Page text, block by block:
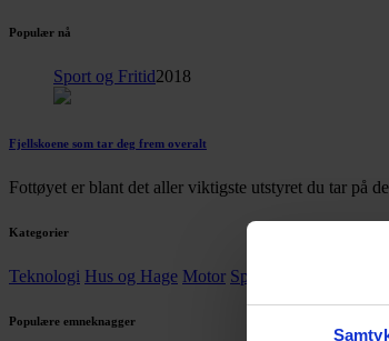
Populær nå
Sport og Fritid2018
Fjellskoene som tar deg frem overalt
Fottøyet er blant det aller viktigste utstyret du tar på
Kategorier
Teknologi Hus og Hage Motor Sport og Fritid
Populære emneknagger